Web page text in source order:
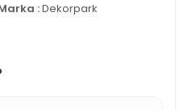
:Dekorpark